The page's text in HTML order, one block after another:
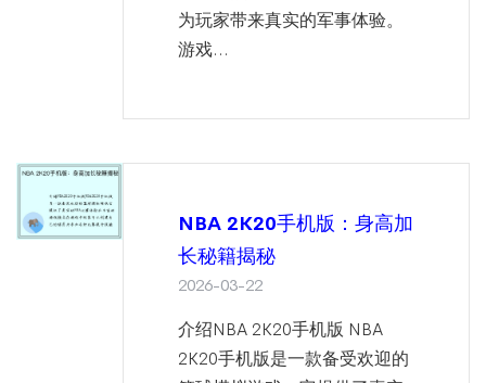
为玩家带来真实的军事体验。
游戏...
NBA 2K20手机版：身高加
长秘籍揭秘
2026-03-22
介绍NBA 2K20手机版 NBA
2K20手机版是一款备受欢迎的